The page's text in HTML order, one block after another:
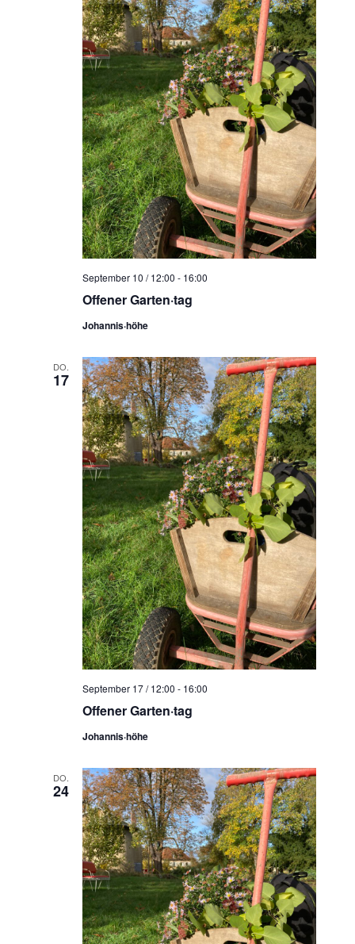
Offener Garten·tag
September 10 / 12:00 - 16:00
Johannis·höhe
DO.
17
Offener Garten·tag
September 17 / 12:00 - 16:00
Johannis·höhe
DO.
24